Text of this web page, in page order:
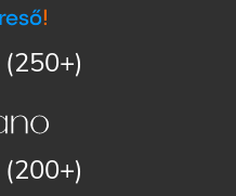
(250+)
(200+)